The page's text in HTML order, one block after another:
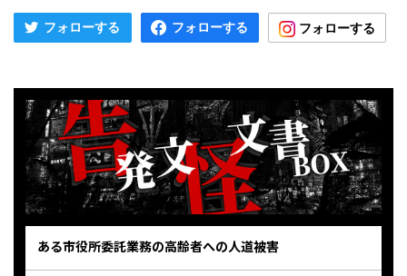
ある市役所委託業務の高齢者への人道被害